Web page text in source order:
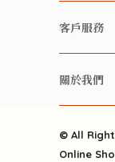
有機 / 無
養生保健
酒類
雜貨部
快樂家庭
雲南搜食記
粒粒皆辛
快樂電視
客戶服務
常見問題
關於我們
送貨
© All
Online